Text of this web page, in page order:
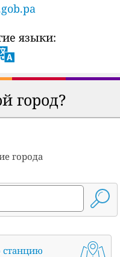
языки:
город?
города